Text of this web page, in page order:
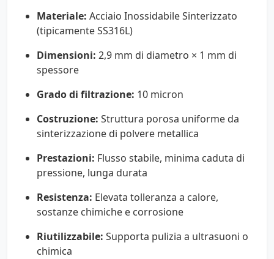
Materiale: Acciaio Inossidabile Sinterizzato
(tipicamente SS316L)
Dimensioni: 2,9 mm di diametro × 1 mm di
spessore
Grado di filtrazione: 10 micron
Costruzione: Struttura porosa uniforme da
sinterizzazione di polvere metallica
Prestazioni: Flusso stabile, minima caduta di
pressione, lunga durata
Resistenza: Elevata tolleranza a calore,
sostanze chimiche e corrosione
Riutilizzabile: Supporta pulizia a ultrasuoni o
chimica